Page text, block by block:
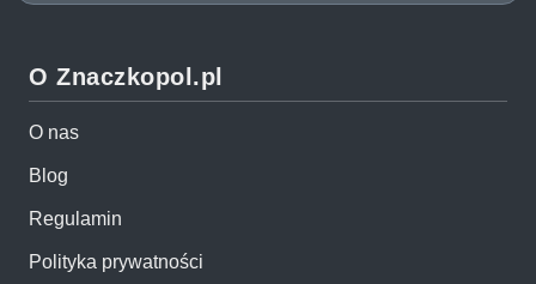
O Znaczkopol.pl
O nas
Blog
Regulamin
Polityka prywatności